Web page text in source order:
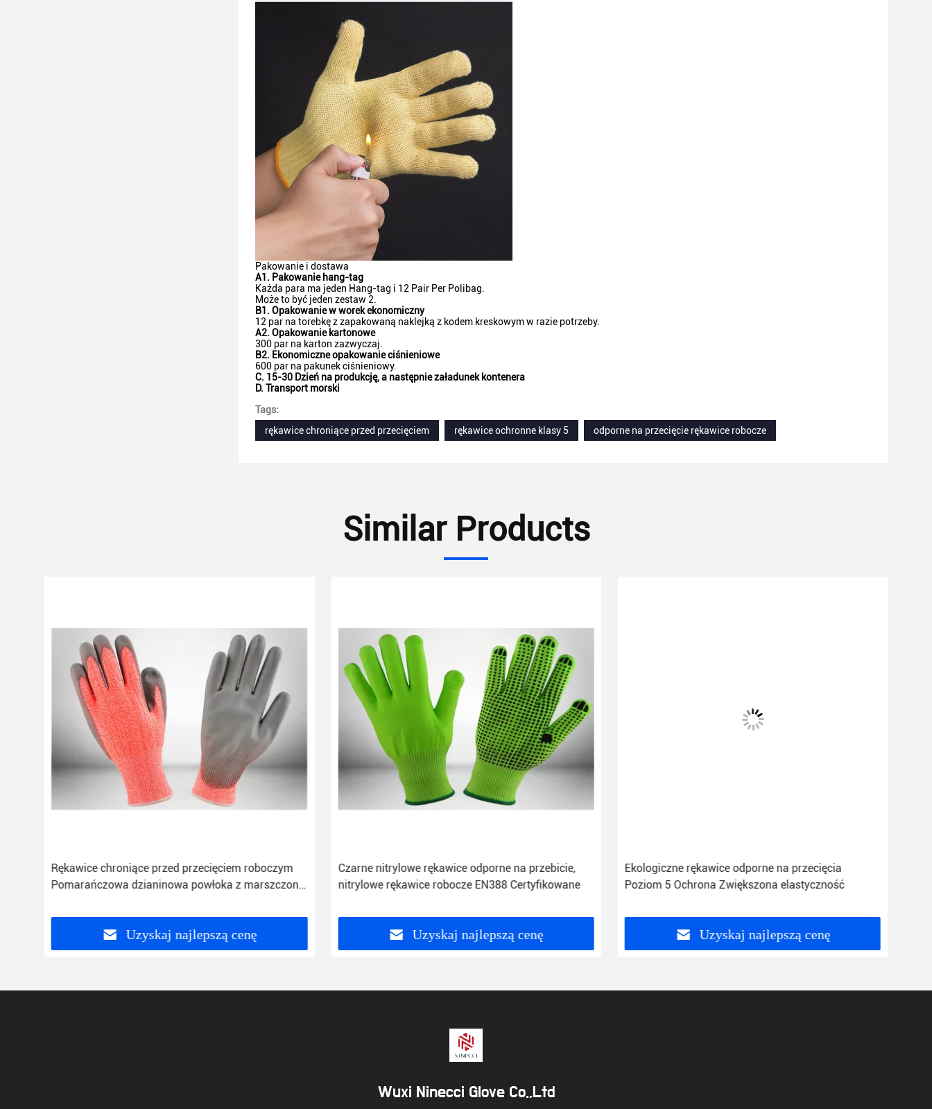
Pakowanie i dostawa
A1. Pakowanie hang-tag
Każda para ma jeden Hang-tag i 12 Pair Per Polibag.
Może to być jeden zestaw 2.
B1. Opakowanie w worek ekonomiczny
12 par na torebkę z zapakowaną naklejką z kodem kreskowym w razie potrzeby.
A2. Opakowanie kartonowe
300 par na karton zazwyczaj.
B2. Ekonomiczne opakowanie ciśnieniowe
600 par na pakunek ciśnieniowy.
C. 15-30 Dzień na produkcję, a następnie załadunek kontenera
D. Transport morski
Tags:
rękawice chroniące przed przecięciem
rękawice ochronne klasy 5 odporne na przecięcie rękawice robocze
Similar Products
Rękawice chroniące przed przecięciem roboczym
Pomarańczowa dzianinowa powłoka z marszczonej
Uzyskaj najlepszą cenę
Czarne nitrylowe rękawice odporne na przebicie,
nitrylowe rękawice robocze EN388 Certyfikowane
Uzyskaj najlepszą cenę
Ekologiczne rękawice odporne na przecięcia
Poziom 5 Ochrona Zwiększona elastyczność
Uzyskaj najlepszą cenę
Wuxi Ninecci Glove Co.,Ltd